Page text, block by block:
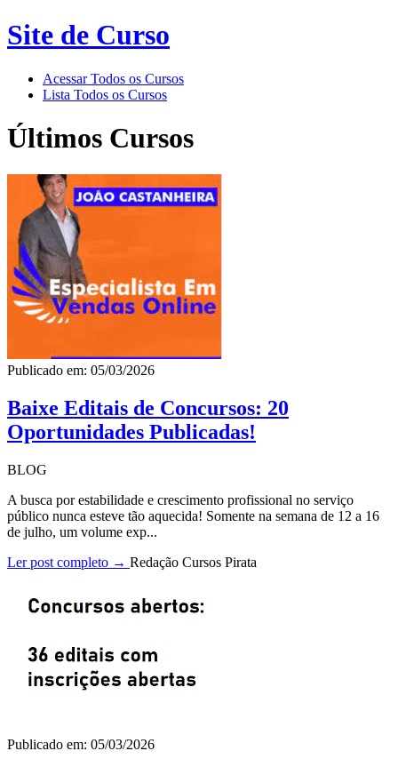
Site de Curso
Acessar Todos os Cursos
Lista Todos os Cursos
Últimos Cursos
Publicado em: 05/03/2026
Baixe Editais de Concursos: 20
Oportunidades Publicadas!
BLOG
A busca por estabilidade e crescimento profissional no serviço
público nunca esteve tão aquecida! Somente na semana de 12 a 16
de julho, um volume exp...
Ler post completo → Redação Cursos Pirata
Publicado em: 05/03/2026